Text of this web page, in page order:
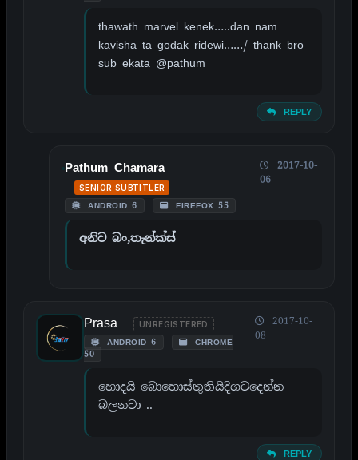
thawath marvel kenek…..dan nam
kavisha ta godak ridewi……/ thank bro
sub ekata @pathum
REPLY
Pathum Chamara
SENIOR SUBTITLER
ANDROID 6 FIREFOX 55
2017-10-
06
අනිව බං,තැන්ක්ස්
Prasa UNREGISTERED
ANDROID 6
CHROME
50
2017-10-
08
හොදයි බොහොස්තුතියිදිගටදෙන්න
බලනවා ..
REPLY